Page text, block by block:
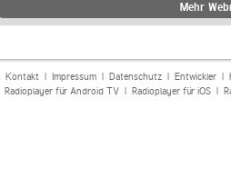
Mehr
Kontakt| Impressum| Datenschutz| Entwickler|
Radioplayer für Android TV| Radioplayer für iOS|